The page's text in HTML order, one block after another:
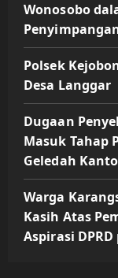
Wonosobo
Polsek
Desa Langgar
Dugaan
Masuk Tahap
Geledah
Warga
Kasih Atas
Aspirasi